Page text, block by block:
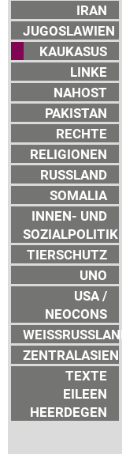
IRAN
JUGOSLAWIEN
KAUKASUS
LINKE
NAHOST
PAKISTAN
RECHTE
RELIGIONEN
RUSSLAND
SOMALIA
INNEN- UND
SOZIALPOLITIK
TIERSCHUTZ
UNO
USA /
NEOCONS
WEISSRUSSLAND
ZENTRALASIEN
TEXTE
EILEEN
HEERDEGEN